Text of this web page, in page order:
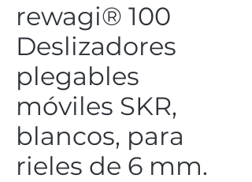
rewagi® 100
Deslizadores
plegables
móviles SKR,
blancos, para
rieles de 6 mm.